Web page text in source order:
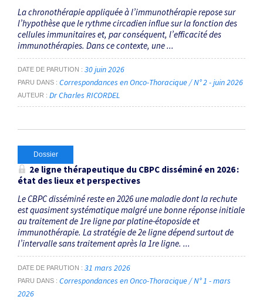
La chronothérapie appliquée à l’immunothérapie repose sur
l’hypothèse que le rythme circadien influe sur la fonction des
cellules immunitaires et, par conséquent, l’efficacité des
immunothérapies. Dans ce contexte, une ...
DATE DE PARUTION 30 juin 2026
PARU DANS Correspondances en Onco-Thoracique / N° 2 - juin 2026
AUTEUR Dr Charles RICORDEL
Dossier
2e ligne thérapeutique du CBPC disséminé en 2026 :
état des lieux et perspectives
Le CBPC disséminé reste en 2026 une maladie dont la rechute
est quasiment systématique malgré une bonne réponse initiale
au traitement de 1re ligne par platine-étoposide et
immunothérapie. La stratégie de 2e ligne dépend surtout de
l’intervalle sans traitement après la 1re ligne. ...
DATE DE PARUTION 31 mars 2026
PARU DANS
Correspondances en Onco-Thoracique / N° 1 - mars
2026